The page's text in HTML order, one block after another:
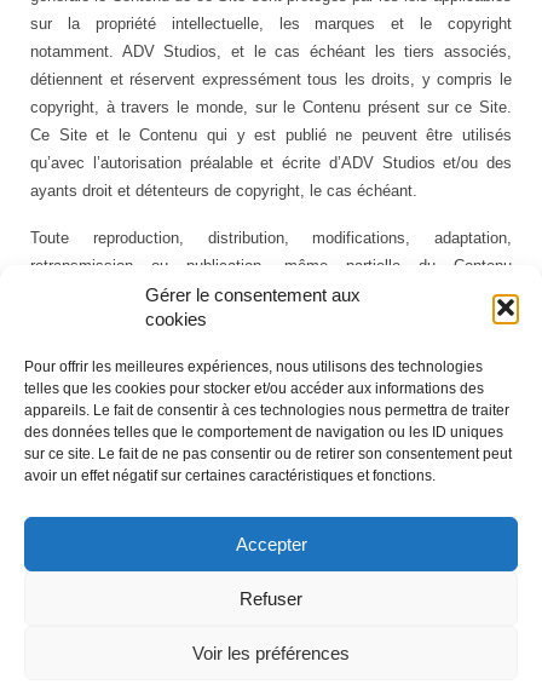
Gérer le consentement aux
cookies
Pour offrir les meilleures expériences, nous utilisons des technologies
telles que les cookies pour stocker et/ou accéder aux informations des
appareils. Le fait de consentir à ces technologies nous permettra de traiter
des données telles que le comportement de navigation ou les ID uniques
sur ce site. Le fait de ne pas consentir ou de retirer son consentement peut
avoir un effet négatif sur certaines caractéristiques et fonctions.
Accepter
Refuser
Voir les préférences
sur la propriété intellectuelle, les marques et le copyright
notamment. ADV Studios, et le cas échéant les tiers associés,
détiennent et réservent expressément tous les droits, y compris le
copyright, à travers le monde, sur le Contenu présent sur ce Site.
Ce Site et le Contenu qui y est publié ne peuvent être utilisés
qu’avec l’autorisation préalable et écrite d’ADV Studios et/ou des
ayants droit et détenteurs de copyright, le cas échéant.
Toute reproduction, distribution, modifications, adaptation,
retransmission ou publication, même partielle du Contenu
contreviendrait aux lois en vigueur sur la propriété intellectuelle, le
copyright, les marques et toute autre loi applicable. ADV Studios
de poursuivre tout contrevenant.
Les informations, en particulier les crédits, et le Contenu présent sur
ce Site sont exacts au moment de leur première publication et sont
mentionnés sous réserve de tout changement ou évolution future.